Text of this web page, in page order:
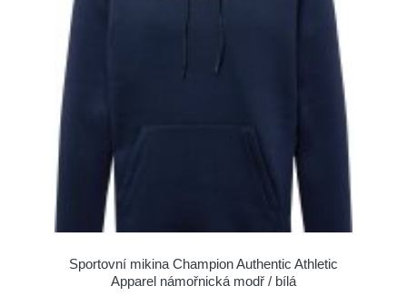
Sportovní mikina Champion Authentic Athletic
Apparel námořnická modř / bílá